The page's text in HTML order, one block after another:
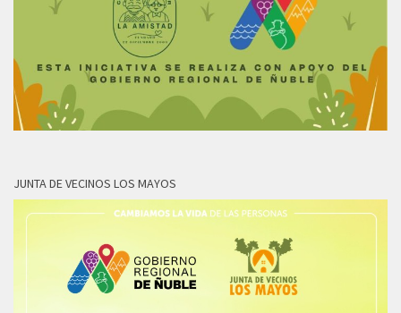
JUNTA DE VECINOS LOS MAYOS